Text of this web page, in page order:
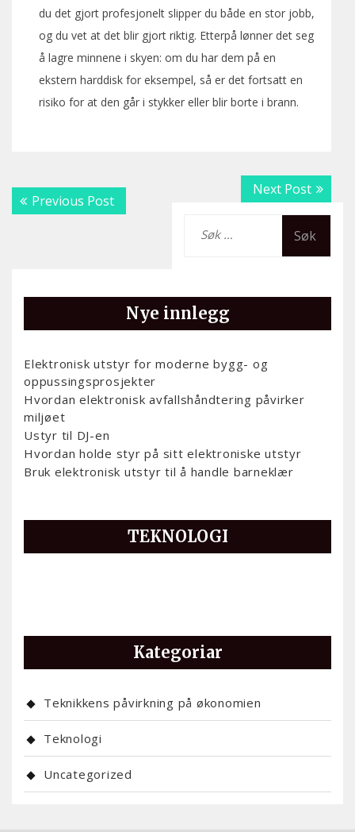
du det gjort profesjonelt slipper du både en stor jobb,
og du vet at det blir gjort riktig. Etterpå lønner det seg
å lagre minnene i skyen: om du har dem på en
ekstern harddisk for eksempel, så er det fortsatt en
risiko for at den går i stykker eller blir borte i brann.
Innleggsnavigering
Previous PostPrevious
post:
Next PostNext
post:
etter:
Nye innlegg
Elektronisk utstyr for moderne bygg- og
oppussingsprosjekter
Hvordan elektronisk avfallshåndtering påvirker
miljøet
Ustyr til DJ-en
Hvordan holde styr på sitt elektroniske utstyr
Bruk elektronisk utstyr til å handle barneklær
TEKNOLOGI
Kategoriar
Teknikkens påvirkning på økonomien
Teknologi
Uncategorized